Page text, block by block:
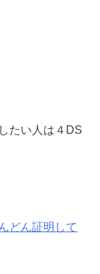
たい人は４DS
どん証明して